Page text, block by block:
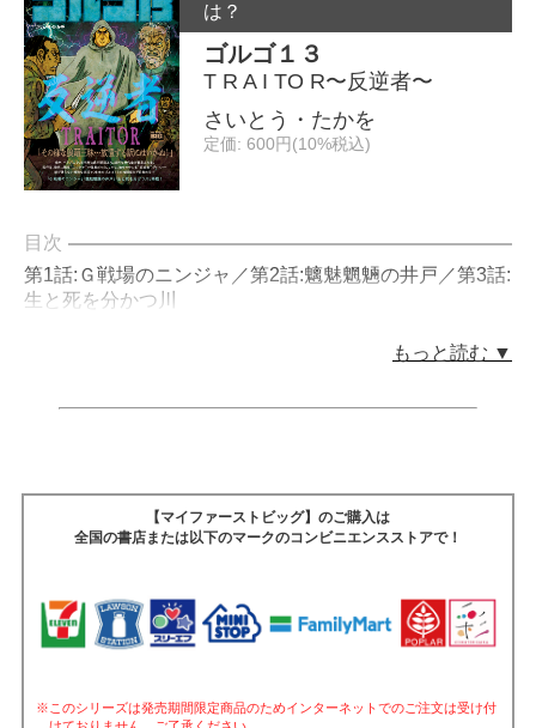
は？
ゴルゴ１３
T R A I TO R〜反逆者〜
さいとう・たかを
定価: 600円(10%税込)
目次
第1話:Ｇ戦場のニンジャ／第2話:魑魅魍魎の井戸／第3話:
生と死を分かつ川
もっと読む ▼
【マイファーストビッグ】のご購入は
全国の書店または以下のマークのコンビニエンスストアで！
※このシリーズは発売期間限定商品のためインターネットでのご注文は受け付